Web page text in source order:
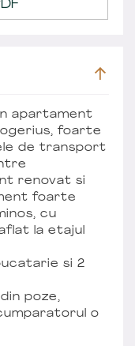
apartament
foarte
de transport
renovat si
foarte
cu
la etajul
si 2
poze,
o